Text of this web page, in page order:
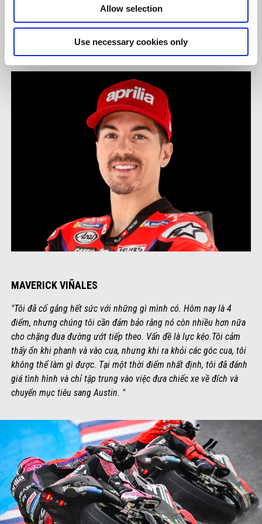
Allow selection
Use necessary cookies only
sư để tìm ra điều gì đã xảy ra và đảm bảo rằng điều đó sẽ không
xảy ra nữa."
MAVERICK VIÑALES
"Tôi đã cố gắng hết sức với những gì mình có. Hôm nay là 4
điểm, nhưng chúng tôi cần đảm bảo rằng nó còn nhiều hơn nữa
cho chặng đua đường ướt tiếp theo. Vấn đề là lực kéo.Tôi cảm
thấy ổn khi phanh và vào cua, nhưng khi ra khỏi các góc cua, tôi
không thể làm gì được. Tại một thời điểm nhất định, tôi đã đánh
giá tình hình và chỉ tập trung vào việc đưa chiếc xe về đích và
chuyển mục tiêu sang Austin. "